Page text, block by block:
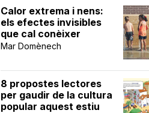
Calor extrema i nens:
els efectes invisibles
que cal conèixer
Mar Domènech
8 propostes lectores
per gaudir de la cultura
popular aquest estiu